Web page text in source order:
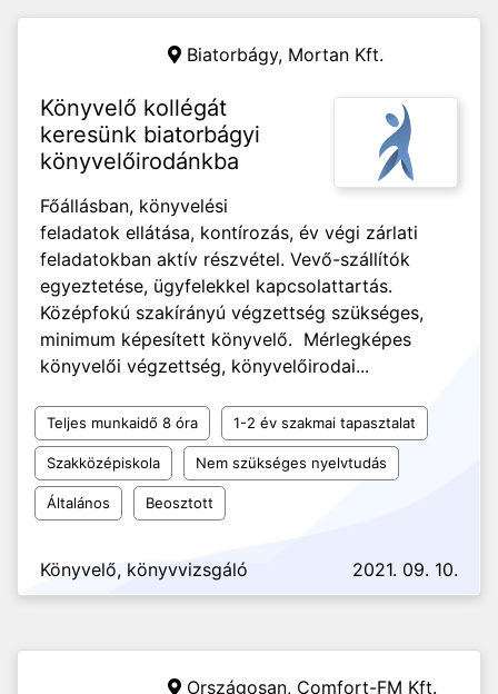
Biatorbágy, Mortan Kft.
Könyvelő kollégát
keresünk biatorbágyi
könyvelőirodánkba
Főállásban, könyvelési
feladatok ellátása, kontírozás, év végi zárlati
feladatokban aktív részvétel. Vevő-szállítók
egyeztetése, ügyfelekkel kapcsolattartás.
Középfokú szakírányú végzettség szükséges,
minimum képesített könyvelő. Mérlegképes
könyvelői végzettség, könyvelőirodai...
Teljes munkaidő 8 óra 1-2 év szakmai tapasztalat
Szakközépiskola Nem szükséges nyelvtudás
Általános Beosztott
Könyvelő, könyvvizsgáló 2021. 09. 10.
Országosan, Comfort-FM Kft.